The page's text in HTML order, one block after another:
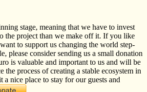
stage, meaning that we have to invest
the project than we make off it. If you like
to support us changing the world step-
please consider sending us a small donation
is valuable and important to us and will be
the process of creating a stable ecosystem in
a nice place to stay for our guests and